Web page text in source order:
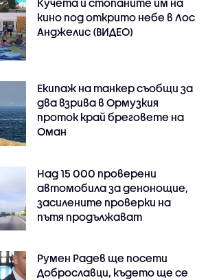
Кучета и стопаните им на
кино под открито небе в Лос
Анджелис (ВИДЕО)
Екипаж на танкер съобщи за
два взрива в Ормузкия
проток край бреговете на
Оман
Над 15 000 проверени
автомобила за денонощие,
засилените проверки на
пътя продължават
Румен Радев ще посети
Доброславци, където ще се